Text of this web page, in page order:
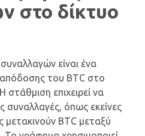
στο δίκτυο
είναι ένα
απόδοσης του BTC στο
επιχειρεί να
συναλλαγές, όπως εκείνες
μετακινούν BTC μεταξύ